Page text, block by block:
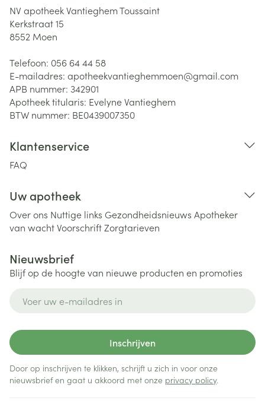
NV apotheek Vantieghem Toussaint
Kerkstraat 15
8552 Moen
Telefoon: 056 64 44 58
E-mailadres: apotheekvantieghemmoen@gmail.com
APB nummer: 342901
Apotheek titularis: Evelyne Vantieghem
BTW nummer: BE0439007350
Klantenservice
FAQ
Uw apotheek
Over ons Nuttige links Gezondheidsnieuws Apotheker
van wachtVoorschriftZorgtarieven
Nieuwsbrief
Blijf op de hoogte van nieuwe producten en promoties
Inschrijven
Door op inschrijven te klikken, schrijft u zich in voor onze
nieuwsbrief en gaat u akkoord met onze privacy policy.